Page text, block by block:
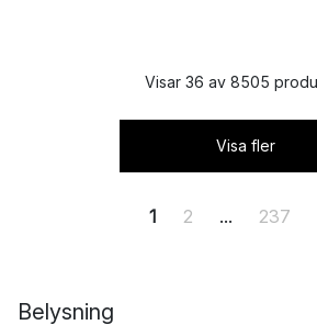
Visar 36 av 8505
Visa fler
1 2 ... 237
Belysning